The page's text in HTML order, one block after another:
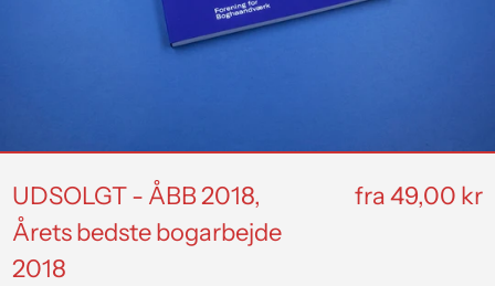
2018
UDSOLGT - ÅBB 2018,
Årets bedste bogarbejde
2018
fra 49,00 kr